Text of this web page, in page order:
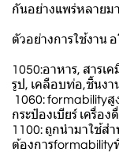
กันอย่างแพร่หลายม
ตัวอย่างการใช้งาน
1050:อาหาร, สาร
รูป, เคลือบท่อ,ชิ้นงา
1060: formabilityสู
กระป๋องเบียร์ เครื่อง
1100: ถูกนํามาใช้สํ
ต้องการ